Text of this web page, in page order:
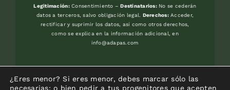
Legitimación:Consentimiento –Destinatarios:No se cederán
datos a terceros, salvo obligación legal. Derechos:Acceder,
rectificar y suprimir los datos, así como otros derechos,
como se explica en la información adicional, en
info@adapas.com
-GIJON (Asturias) – Frente Universidad
¿Eres menor? Si eres menor, debes marcar sólo las
necesarias; o bien pedir a tus progenitores que acepten